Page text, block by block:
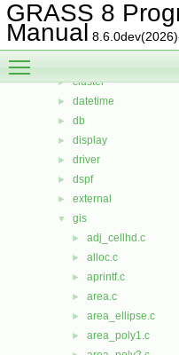
GRASS 8
Manual
► btree2
► cairodriver
► calc
► cluster
► datetime
► db
► display
► driver
► dspf
► external
▼ gis
► adj_cellhd.c
► alloc.c
► aprintf.c
► area.c
► area_ellipse.c
► area_poly1.c